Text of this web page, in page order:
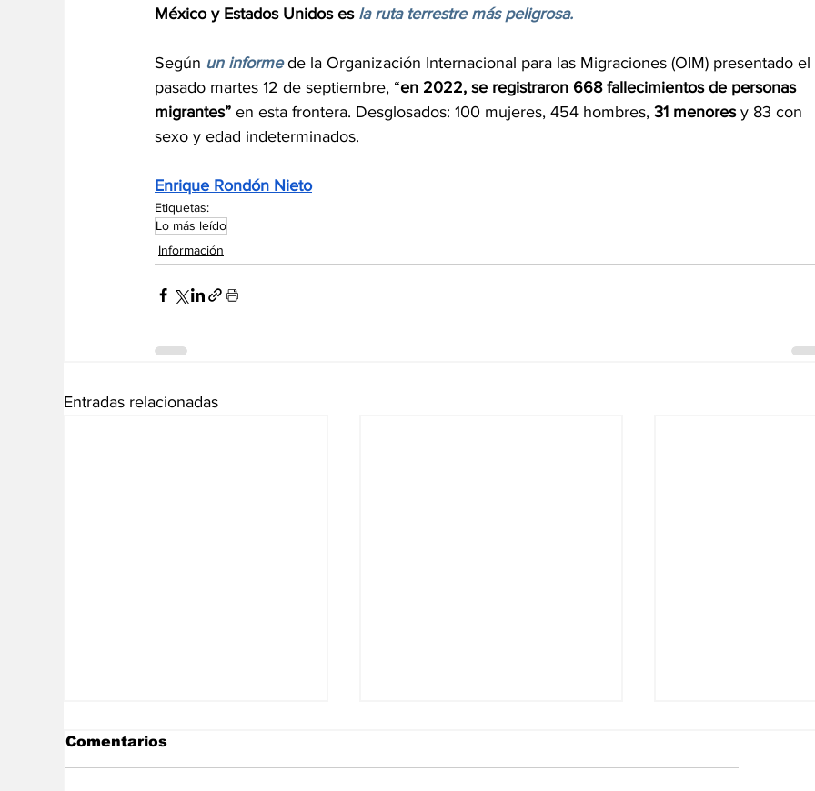
México y Estados Unidos es la ruta terrestre más peligrosa.
Según un informe de la Organización Internacional para las Migraciones (OIM) presentado el
pasado martes 12 de septiembre, “en 2022, se registraron 668 fallecimientos de personas
migrantes” en esta frontera. Desglosados: 100 mujeres, 454 hombres, 31 menores y 83 con
sexo y edad indeterminados.
Enrique Rondón Nieto
Etiquetas:
Lo más leído
Información
Entradas relacionadas
Comentarios